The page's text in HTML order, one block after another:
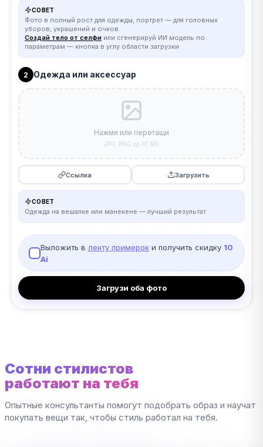
СОВЕТ
Фото в полный рост для одежды, портрет — для головных
уборов, украшений и очков.
Создай тело от селфи или сгенерируй ИИ модель по
параметрам — кнопка в углу области загрузки
2 Одежда или аксессуар
Нажми или перетащи
JPG, PNG до 10 МБ
Ссылка Загрузить
СОВЕТ
Одежда на вешалке или манекене — лучший результат
Выложить в ленту примероки получить скидку 10
Ai
Загрузи оба фото
Сотни стилистов
работают на тебя
Опытные консультанты помогут подобрать образ и научат
покупать вещи так, чтобы стиль работал на тебя.